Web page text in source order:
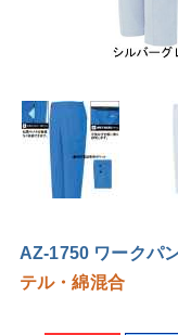
AZ-1750 ワークパ
テル・綿混合